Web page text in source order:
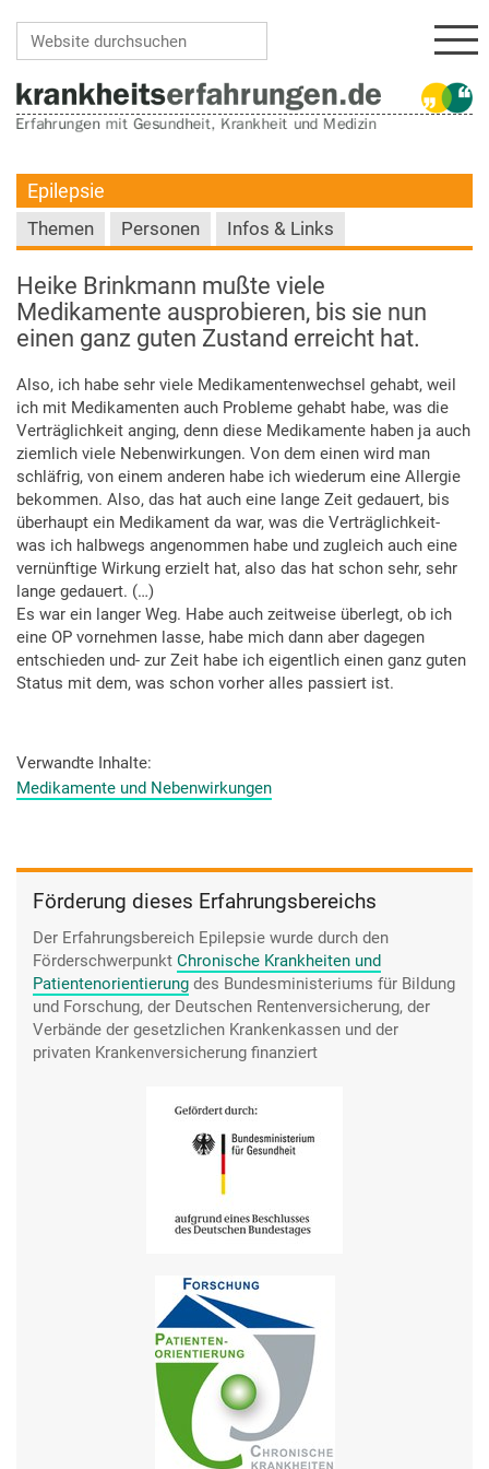
Epilepsie
Themen Personen Infos & Links
Heike Brinkmann mußte viele
Medikamente ausprobieren, bis sie nun
einen ganz guten Zustand erreicht hat.
Also, ich habe sehr viele Medikamentenwechsel gehabt, weil
ich mit Medikamenten auch Probleme gehabt habe, was die
Verträglichkeit anging, denn diese Medikamente haben ja auch
ziemlich viele Nebenwirkungen. Von dem einen wird man
schläfrig, von einem anderen habe ich wiederum eine Allergie
bekommen. Also, das hat auch eine lange Zeit gedauert, bis
überhaupt ein Medikament da war, was die Verträglichkeit-
was ich halbwegs angenommen habe und zugleich auch eine
vernünftige Wirkung erzielt hat, also das hat schon sehr, sehr
lange gedauert. (…)
Es war ein langer Weg. Habe auch zeitweise überlegt, ob ich
eine OP vornehmen lasse, habe mich dann aber dagegen
entschieden und- zur Zeit habe ich eigentlich einen ganz guten
Status mit dem, was schon vorher alles passiert ist.
Verwandte Inhalte
Medikamente und Nebenwirkungen
Förderung dieses Erfahrungsbereichs
Der Erfahrungsbereich Epilepsie wurde durch den
Förderschwerpunkt Chronische Krankheiten und
Patientenorientierung des Bundesministeriums für Bildung
und Forschung, der Deutschen Rentenversicherung, der
Verbände der gesetzlichen Krankenkassen und der
privaten Krankenversicherung finanziert